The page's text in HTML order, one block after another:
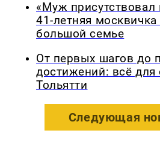
«Муж присутствовал
41-летняя
большой семье
От первых шагов до
достижений: всё для
Тольятти
Следующая